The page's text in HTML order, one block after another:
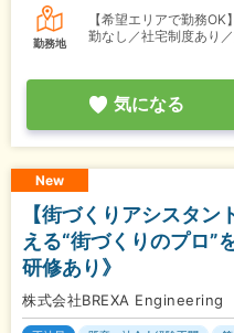
勤務地
【希望エリアで勤務
勤なし／社宅制度あり
気になる
New
【街づくりアシスタ
える“街づくりのプロ”
研修あり》
株式会社BREXA Engineering